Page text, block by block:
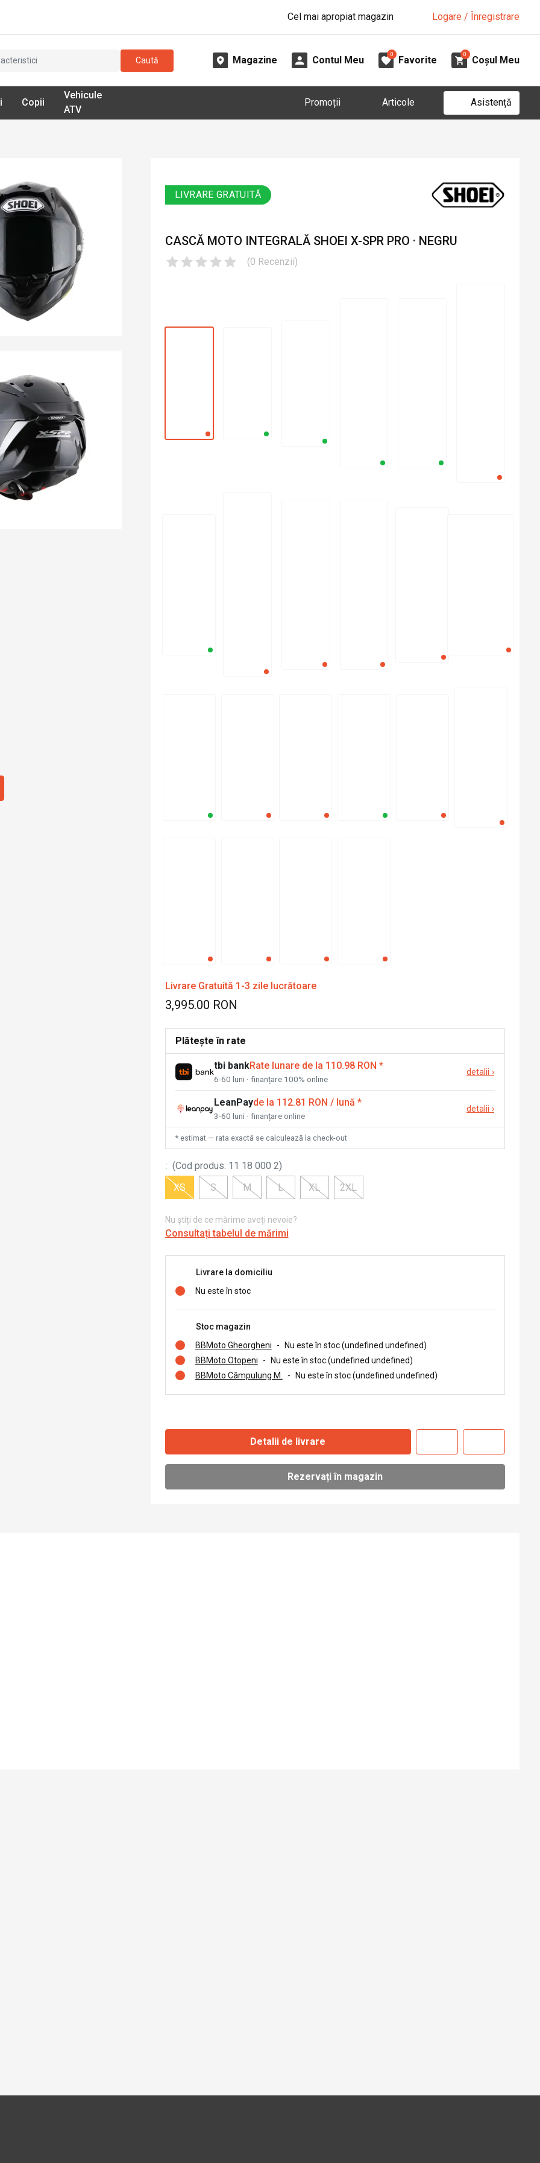
Cel mai apropiat magazin Logare / Înregistrare
Caută Magazine Contul Meu
0
Favorite
0
Coșul Meu
Copii
Vehicule
ATV
Promoții Articole Asistență
LIVRARE GRATUITĂ
CASCĂ MOTO INTEGRALĂ SHOEI X-SPR PRO · NEGRU
(0 Recenzii)
Livrare Gratuită 1-3 zile lucrătoare
3,995.00 RON
Plătește în rate
tbi bankRate lunare de la 110.98 RON *
6-60 luni · finanțare 100% online
detalii ›
LeanPayde la 112.81 RON / lună *
3-60 luni · finanțare online
detalii ›
* estimat — rata exactă se calculează la check-out
: (Cod produs: 11 18 000 2)
XS
S M L XL 2XL
Nu știți de ce mărime aveți nevoie?
Consultați tabelul de mărimi
Livrare la domiciliu
Nu este în stoc
Stoc magazin
BBMoto Gheorgheni
-
Nu este în stoc (undefined undefined)
BBMoto Otopeni
-
Nu este în stoc (undefined undefined)
BBMoto Câmpulung M.
- Nu este în stoc (undefined undefined)
Detalii de livrare
Rezervați în magazin